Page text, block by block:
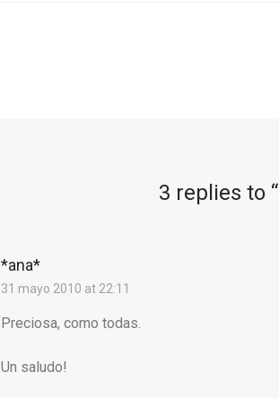
3 replies to “
*ana*
31 mayo 2010 at 22:11
Preciosa, como todas.
Un saludo!